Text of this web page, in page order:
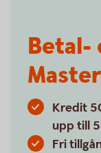
Kredit
upp till
Fri